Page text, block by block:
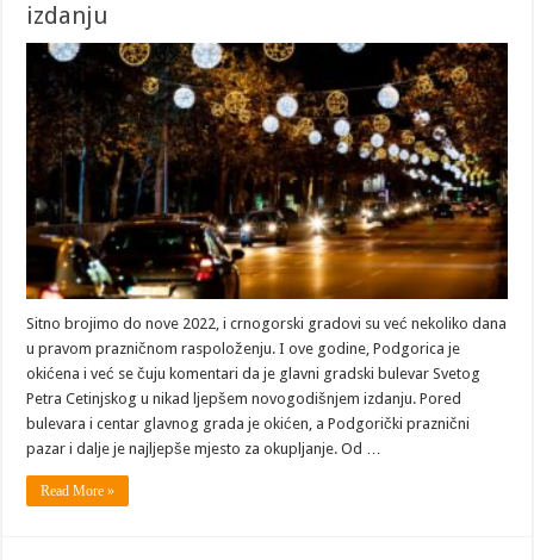
izdanju
Sitno brojimo do nove 2022, i crnogorski gradovi su već nekoliko dana
u pravom prazničnom raspoloženju. I ove godine, Podgorica je
okićena i već se čuju komentari da je glavni gradski bulevar Svetog
Petra Cetinjskog u nikad ljepšem novogodišnjem izdanju. Pored
bulevara i centar glavnog grada je okićen, a Podgorički praznični
pazar i dalje je najljepše mjesto za okupljanje. Od …
Read More »